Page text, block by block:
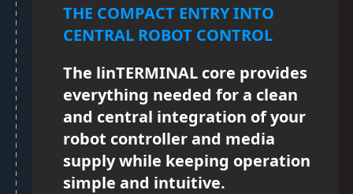
THE COMPACT ENTRY INTO
CENTRAL ROBOT CONTROL
The linTERMINAL core provides
everything needed for a clean
and central integration of your
robot controller and media
supply while keeping operation
simple and intuitive.